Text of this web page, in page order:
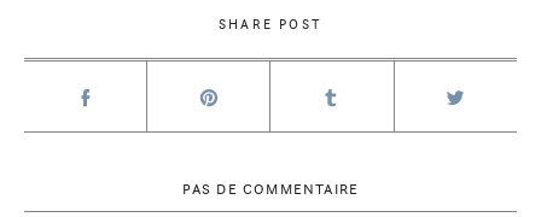
SHARE POST
PAS DE COMMENTAIRE